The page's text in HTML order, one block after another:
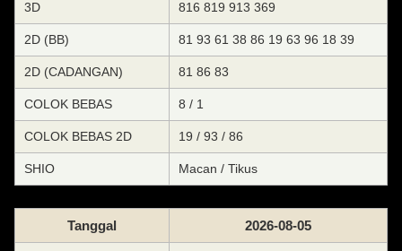
3D 816 819 913 369
2D (BB) 81 93 61 38 86 19 63 96 18 39
2D (CADANGAN) 81 86 83
COLOK BEBAS 8 / 1
COLOK BEBAS 2D 19 / 93 / 86
SHIO Macan / Tikus
Tanggal 2026-08-05